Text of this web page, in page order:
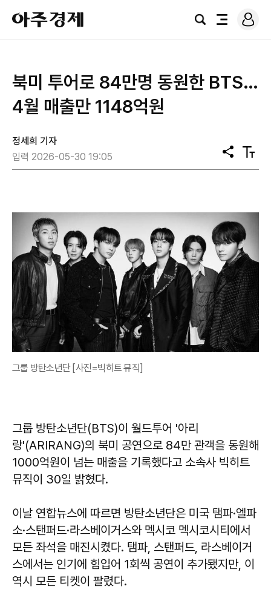
아
주
경
검
전
로
그
북미 투어로 84만명 동원한 BTS…
4월 매출만 1148억원
정세희 기자
입력 2026-05-30 19:05
공
유
텍
스
그룹 방탄소년단 [사진=빅히트 뮤직]
그룹 방탄소년단(BTS)이 월드투어 '아리
랑'(ARIRANG)의 북미 공연으로 84만 관객을 동원해
1000억원이 넘는 매출을 기록했다고 소속사 빅히트
뮤직이 30일 밝혔다.
이날 연합뉴스에 따르면 방탄소년단은 미국 탬파·엘파
소·스탠퍼드·라스베이거스와 멕시코 멕시코시티에서
모든 좌석을 매진시켰다. 탬파, 스탠퍼드, 라스베이거
스에서는 인기에 힘입어 1회씩 공연이 추가됐지만, 이
역시 모든 티켓이 팔렸다.